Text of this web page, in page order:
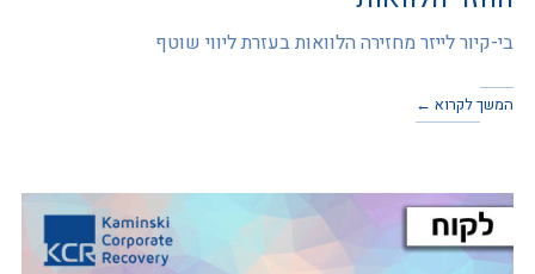
בי-קיור לייזר מחזירה הלוואות בעזרת ליווי שוטף
המשך לקרוא ←